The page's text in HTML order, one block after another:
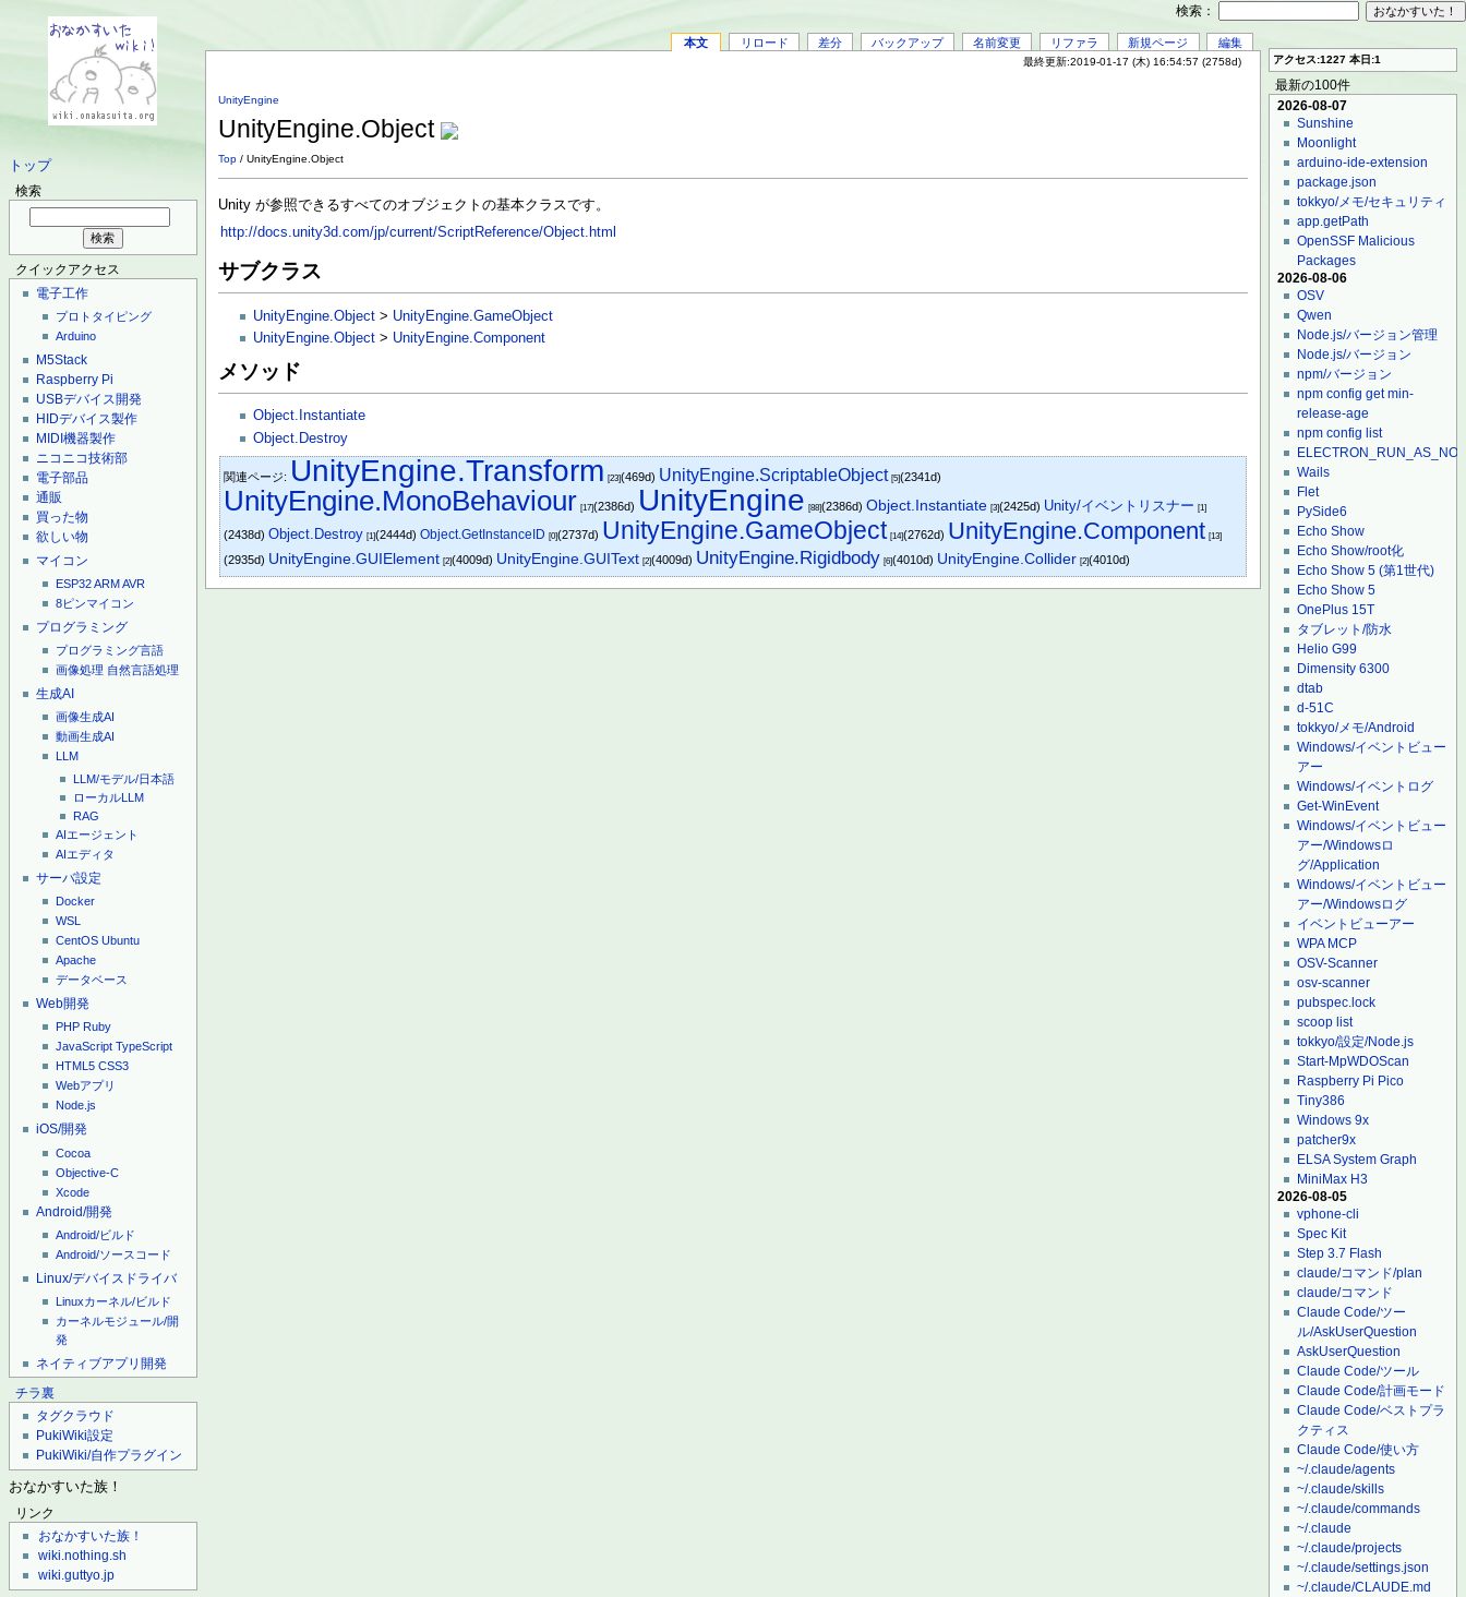
トップ
検索
クイックアクセス
電子工作
プロトタイピング
Arduino
M5Stack
Raspberry Pi
USBデバイス開発
HIDデバイス製作
MIDI機器製作
ニコニコ技術部
電子部品
通販
買った物
欲しい物
マイコン
ESP32ARMAVR
8ピンマイコン
プログラミング
プログラミング言語
画像処理 自然言語処理
生成AI
画像生成AI
動画生成AI
LLM
LLM/モデル/日本語
ローカルLLM
RAG
AIエージェント
AIエディタ
サーバ設定
Docker
WSL
CentOS Ubuntu
Apache
データベース
Web開発
PHP Ruby
JavaScript TypeScript
HTML5 CSS3
Webアプリ
Node.js
iOS/開発
Cocoa
Objective-C
Xcode
Android/開発
Android/ビルド
Android/ソースコード
Linux/デバイスドライバ
Linuxカーネル/ビルド
カーネルモジュール/開
発
ネイティブアプリ開発
チラ裏
タグクラウド
PukiWiki設定
PukiWiki/自作プラグイン
おなかすいた族！
リンク
おなかすいた族！
wiki.nothing.sh
wiki.guttyo.jp
本文 リロード 差分 バックアップ 名前変更 リファラ 新規ページ 編集
最終更新:2019-01-17 (木) 16:54:57 (2758d)
UnityEngine
UnityEngine.Object
Top / UnityEngine.Object
Unity が参照できるすべてのオブジェクトの基本クラスです。
http://docs.unity3d.com/jp/current/ScriptReference/Object.html
サブクラス
UnityEngine.Object > UnityEngine.GameObject
UnityEngine.Object > UnityEngine.Component
メソッド
Object.Instantiate
Object.Destroy
関連ページ: UnityEngine.Transform [23](469d) UnityEngine.ScriptableObject [5](2341d)
UnityEngine.MonoBehaviour [17](2386d) UnityEngine [88](2386d)Object.Instantiate [3](2425d) Unity/イベントリスナー [1]
(2438d)Object.Destroy [1](2444d)Object.GetInstanceID [0](2737d) UnityEngine.GameObject [14](2762d) UnityEngine.Component [13]
(2935d) UnityEngine.GUIElement [2](4009d) UnityEngine.GUIText [2](4009d) UnityEngine.Rigidbody [6](4010d) UnityEngine.Collider [2](4010d)
アクセス:1227 本日:1
最新の100件
2026-08-07
Sunshine
Moonlight
arduino-ide-extension
package.json
tokkyo/メモ/セキュリティ
app.getPath
OpenSSF Malicious
Packages
2026-08-06
OSV
Qwen
Node.js/バージョン管理
Node.js/バージョン
npm/バージョン
npm config get min-
release-age
npm config list
Wails
Flet
PySide6
Echo Show
Echo Show/root化
Echo Show 5 (第1世代)
Echo Show 5
OnePlus 15T
タブレット/防水
Helio G99
Dimensity 6300
dtab
d-51C
tokkyo/メモ/Android
Windows/イベントビュー
アー
Windows/イベントログ
Get-WinEvent
Windows/イベントビュー
アー/Windowsロ
グ/Application
Windows/イベントビュー
アー/Windowsログ
イベントビューアー
WPA MCP
OSV-Scanner
osv-scanner
pubspec.lock
scoop list
tokkyo/設定/Node.js
Start-MpWDOScan
Raspberry Pi Pico
Tiny386
Windows 9x
patcher9x
ELSA System Graph
MiniMax H3
2026-08-05
vphone-cli
Spec Kit
Step 3.7 Flash
claude/コマンド/plan
claude/コマンド
Claude Code/ツー
ル/AskUserQuestion
AskUserQuestion
Claude Code/ツール
Claude Code/計画モード
Claude Code/ベストプラ
クティス
Claude Code/使い方
~/.claude/agents
~/.claude/skills
~/.claude/commands
~/.claude
~/.claude/projects
~/.claude/settings.json
~/.claude/CLAUDE.md
検索：